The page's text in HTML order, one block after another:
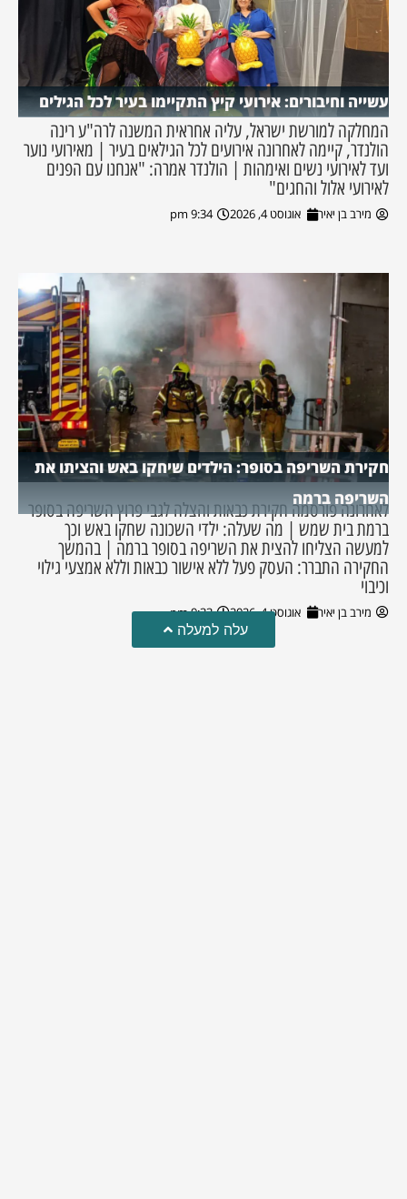
עשייה וחיבורים: אירועי קיץ התקיימו בעיר לכל הגילים
המחלקה למורשת ישראל, עליה אחראית המשנה לרה"ע רינה
הולנדר, קיימה לאחרונה אירועים לכל הגילאים בעיר | מאירועי נוער
ועד לאירועי נשים ואימהות | הולנדר אמרה: "אנחנו עם הפנים
לאירועי אלול והחגים"
מירב בן יאיר אוגוסט 4, 2026 9:34 pm
חקירת השריפה בסופר: הילדים שיחקו באש והציתו את
השריפה ברמה
לאחרונה פורסמה חקירת כבאות והצלה לגבי פרוץ השריפה בסופר
ברמת בית שמש | מה שעלה: ילדי השכונה שחקו באש וכך
למעשה הצליחו להצית את השריפה בסופר ברמה | בהמשך
החקירה התברר: העסק פעל ללא אישור כבאות וללא אמצעי גילוי
וכיבוי
מירב בן יאיר אוגוסט 4, 2026 9:33 pm
עלה למעלה